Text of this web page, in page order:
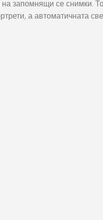
запомнящи се снимки.
а автоматичната